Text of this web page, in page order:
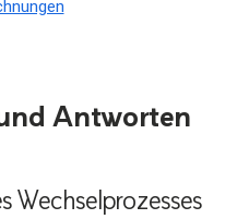
Antworten
Wechselprozesses